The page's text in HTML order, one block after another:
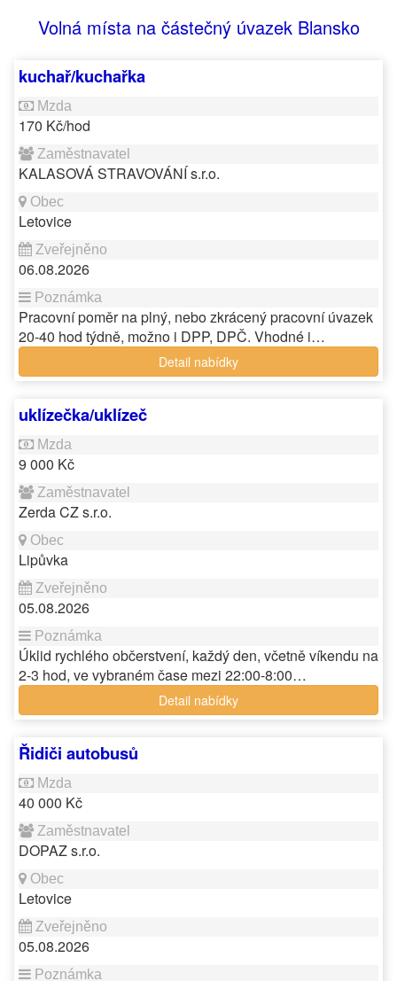
Volná místa na částečný úvazek Blansko
kuchař/kuchařka
170 Kč/hod
KALASOVÁ STRAVOVÁNÍ s.r.o.
Letovice
06.08.2026
Pracovní poměr na plný, nebo zkrácený pracovní úvazek
20-40 hod týdně, možno i DPP, DPČ. Vhodné i…
Detail nabídky
uklízečka/uklízeč
9 000 Kč
Zerda CZ s.r.o.
Lipůvka
05.08.2026
Úklid rychlého občerstvení, každý den, včetně víkendu na
2-3 hod, ve vybraném čase mezi 22:00-8:00…
Detail nabídky
Řidiči autobusů
40 000 Kč
DOPAZ s.r.o.
Letovice
05.08.2026